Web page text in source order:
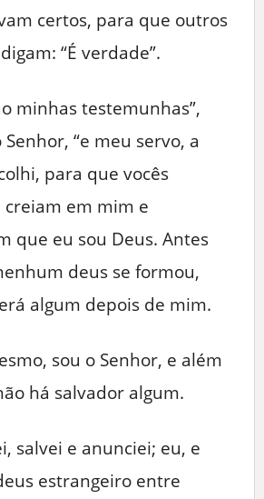
certos, para que outros
“É verdade”.
minhas testemunhas”,
“e meu servo, a
para que vocês
creiam em mim e
que eu sou Deus. Antes
deus se formou,
algum depois de mim.
sou o Senhor, e além
há salvador algum.
salvei e anunciei; eu, e
estrangeiro entre